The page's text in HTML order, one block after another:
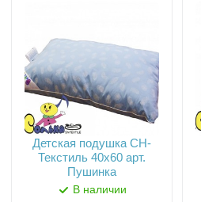
Детская подушка СН-
Текстиль 40х60 арт.
Пушинка
В наличии